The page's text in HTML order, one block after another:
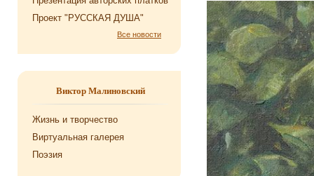
Проект "РУССКАЯ ДУША"
Все новости
Виктор Малиновский
Жизнь и творчество
Виртуальная галерея
Поэзия